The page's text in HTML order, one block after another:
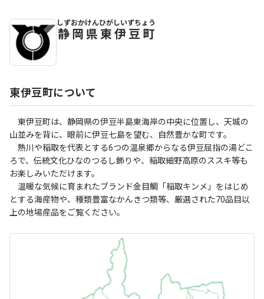
東伊豆町のふるさと納税返礼品一覧
静岡県
しずおかけん
東伊豆町
ひがしいずちょう
東伊豆町について
東伊豆町は、静岡県の伊豆半島東海岸の中央に位置し、天城の
山並みを背に、眼前に伊豆七島を望む、自然豊かな町です。
熱川や稲取を代表とする6つの温泉郷からなる伊豆屈指の湯どこ
ろで、伝統文化ひなのつるし飾りや、稲取細野高原のススキ等も
お楽しみいただけます。
温暖な気候に育まれたブランド金目鯛「稲取キンメ」をはじめ
とする海産物や、種類豊富なかんきつ類等、厳選された70品目以
上の地場産品をご覧ください。